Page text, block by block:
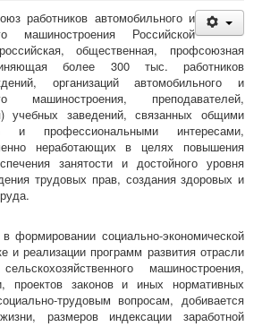
ППО ОАО «УАЗ»
ППО АО «АВТОВАЗ»
новостей
ЧООП
работников автомобильного и
машиностроения Российской
общественная, профсоюзная
более 300 тыс. работников
организаций автомобильного и
машиностроения, преподавателей,
учебных заведений, связанных общими
и профессиональными интересами,
неработающих в целях повышения
занятости и достойного уровня
трудовых прав, создания здоровых и
формировании социально-экономической
и реализации программ развития отрасли
машиностроения,
проектов законов и иных нормативных
трудовым вопросам, добивается
размеров индексации заработной